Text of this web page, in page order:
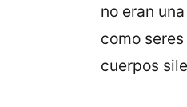
no eran
como
cuerpos